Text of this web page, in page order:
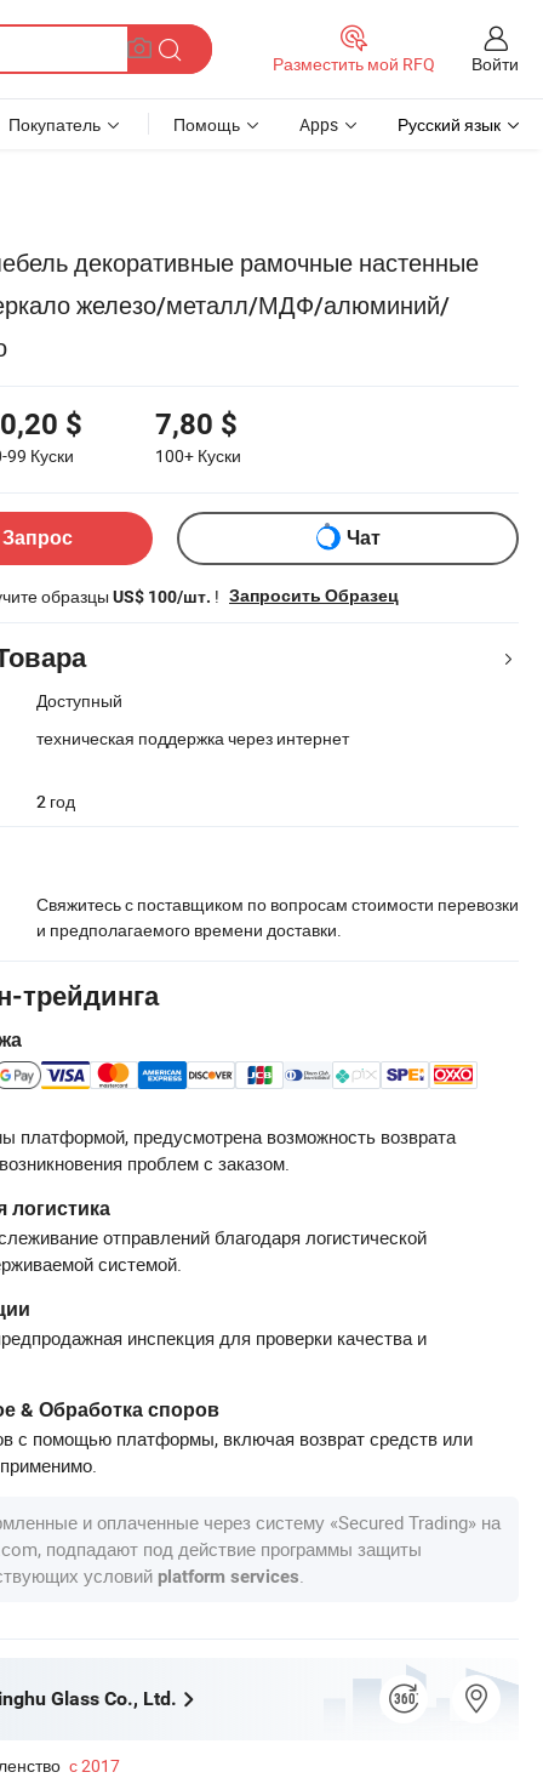
Разместить мой RFQ Войти
Покупатель Помощь Apps Русский язык
декоративные рамочные настенные
железо/металл/МДФ/алюминий/
$
99 Куски
7,80 $
100+ Куски
Чат
образцы US$ 100/шт. ! Запросить Образец
Доступный
техническая поддержка через интернет
2 год
Свяжитесь с поставщиком по вопросам стоимости перевозки
и предполагаемого времени доставки.
трейдинга
платформой, предусмотрена возможность возврата
проблем с заказом.
отправлений благодаря логистической
системой.
инспекция для проверки качества и
& Обработка споров
с помощью платформы, включая возврат средств или
и оплаченные через систему «Secured Trading» на
подпадают под действие программы защиты
условий platform services
Glass Co., Ltd.
с 2017